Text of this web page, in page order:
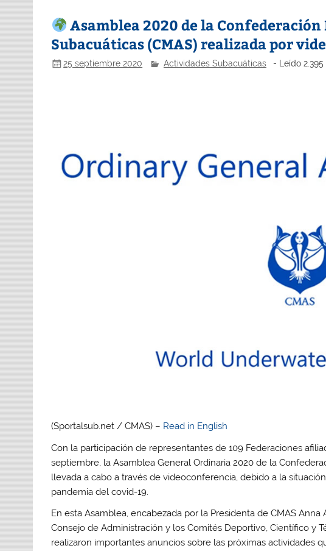
Asamblea 2020 de la
Subacuáticas (CMAS) realizada por
25 septiembre 2020 Actividades Subacuáticas - Leído
(Sportalsub.net / CMAS) – Read in English
Con la participación de representantes de 109 Federaciones
septiembre, la Asamblea General Ordinaria 2020 de la
llevada a cabo a través de videoconferencia, debido a la
pandemia del covid-19.
En esta Asamblea, encabezada por la Presidenta de CMAS
Consejo de Administración y los Comités Deportivo, Científico y
realizaron importantes anuncios sobre las próximas actividades